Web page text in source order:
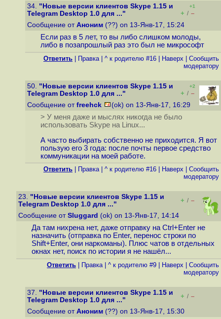
34. "Новые версии клиентов Skype 1.15 и
Telegram Desktop 1.0 для ..."
+1
+ / –
Сообщение от Аноним (??) on 13-Янв-17, 15:24
Если раз в 5 лет, то вы либо слишком молоды,
либо в позапрошлый раз это был не микрософт
Ответить Правка| ^ к родителю #16 Наверх
Cообщить
модератору
50. "Новые версии клиентов Skype 1.15 и
Telegram Desktop 1.0 для ..."
+2
+ / –
Сообщение от freehck (ok) on 13-Янв-17, 16:29
> У меня даже и мыслях никогда не было
использовать Skype на Linux...
А часто выбирать собственно не приходится. Я вот
пользую его 3 года: после почты первое средство
коммуникации на моей работе.
Ответить Правка| ^ к родителю #16 Наверх
Cообщить
модератору
23. "Новые версии клиентов Skype 1.15 и
Telegram Desktop 1.0 для ..."
+ / –
Сообщение от Sluggard (ok) on 13-Янв-17, 14:14
Да там нихрена нет, даже отправку на Ctrl+Enter не
назначить (отправка по Enter, перенос строки по
Shift+Enter, они наркоманы). Плюс чатов в отдельных
окнах нет, поиск по истории я не нашёл...
Ответить Правка| ^ к родителю #9 Наверх
Cообщить
модератору
37. "Новые версии клиентов Skype 1.15 и
Telegram Desktop 1.0 для ..."
+ / –
Сообщение от Аноним (??) on 13-Янв-17, 15:30